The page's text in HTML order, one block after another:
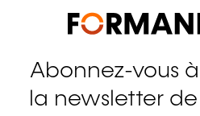
Abonnez-vous
la newsletter